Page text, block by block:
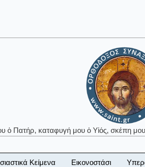
ὁ Πατήρ, καταφυγή μου ὁ Υἱός, σκέπη
Κείμενα Εικονοστάσι